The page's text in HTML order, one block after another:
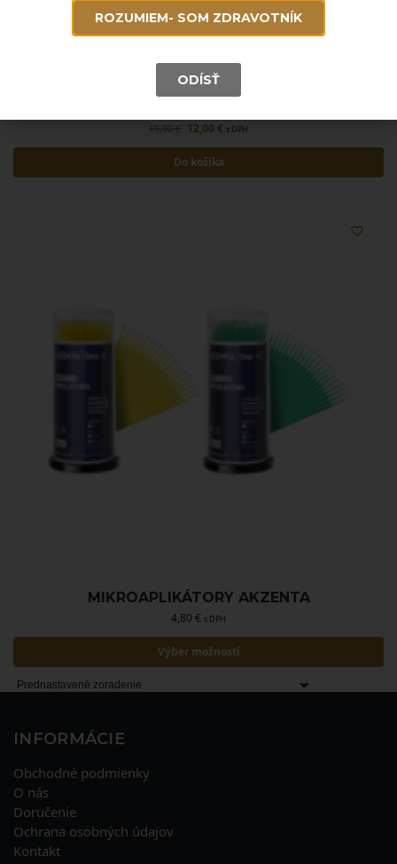
19,90€ 12,00 € s DPH
Do košíka
MIKROAPLIKÁTORY AKZENTA
4,80 € s DPH
Výber možností
INFORMÁCIE
Obchodné podmienky
O nás
Doručenie
Ochrana osobných údajov
Kontakt
ROZUMIEM- SOM ZDRAVOTNÍK
ODÍSŤ